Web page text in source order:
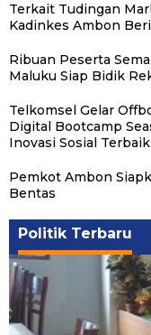
Terkait Tudingan
Kadinkes Ambon
Ribuan Peserta
Maluku Siap Bidik
Telkomsel Gelar
Digital Bootcamp
Inovasi Sosial Terbaik
Pemkot Ambon
Bentas
Politik Terbaru